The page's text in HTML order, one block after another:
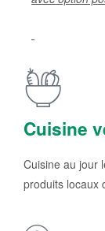
Cuisine
Cuisine au jour
produits locaux